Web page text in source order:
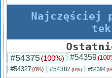
Najczęściej
#54375(100%) #54359
#54327(0%) #54382 (0%) #54394